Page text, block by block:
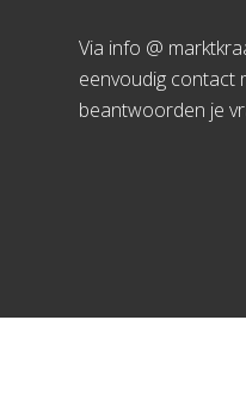
Via info @
eenvoudig contact
beantwoorden je